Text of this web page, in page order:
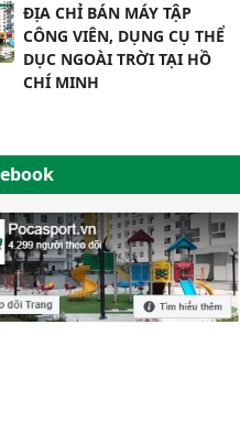
ĐỊA CHỈ BÁN MÁY TẬP
CÔNG VIÊN, DỤNG CỤ THỂ
DỤC NGOÀI TRỜI TẠI HỒ
CHÍ MINH